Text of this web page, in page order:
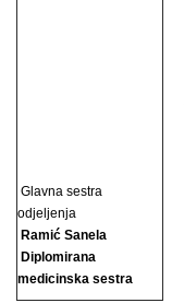
Glavna sestra
odjeljenja
Ramić Sanela
Diplomirana
medicinska sestra